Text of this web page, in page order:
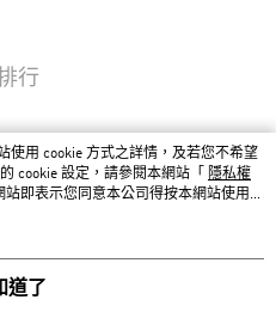
行
使用 cookie 方式之詳情，及若您不希望
cookie 設定，請參閱本網站「
隱私權
站即表示您同意本公司得按本網站使用條
道了